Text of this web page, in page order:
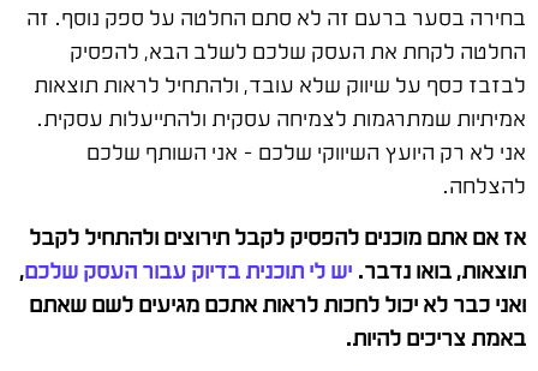
בחירה בסער ברעם זה לא סתם החלטה על ספק נוסף. זה
החלטה לקחת את העסק שלכם לשלב הבא, להפסיק
לבזבז כסף על שיווק שלא עובד, ולהתחיל לראות תוצאות
אמיתיות שמתרגמות לצמיחה עסקית ולהתייעלות עסקית.
אני לא רק היועץ השיווקי שלכם – אני השותף שלכם
להצלחה.
אז אם אתם מוכנים להפסיק לקבל תירוצים ולהתחיל לקבל
תוצאות, בואו נדבר. יש לי תוכנית בדיוק עבור העסק שלכם,
ואני כבר לא יכול לחכות לראות אתכם מגיעים לשם שאתם
באמת צריכים להיות.